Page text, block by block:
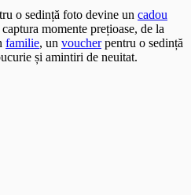
o sedință foto devine un cadou
momente prețioase, de la
familie, un voucherpentru o sedință
și amintiri de neuitat.